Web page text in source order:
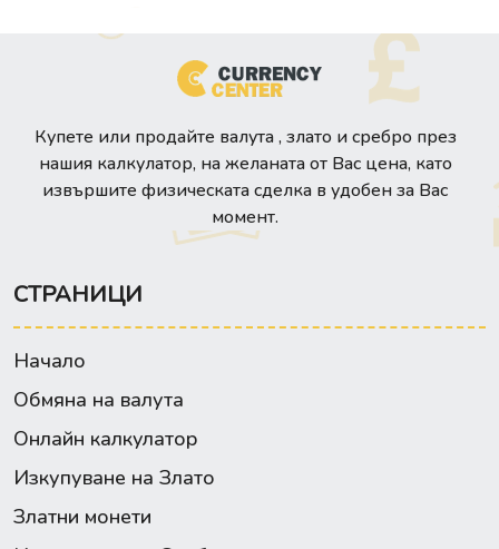
Купете или продайте валута , злато и сребро през
нашия калкулатор, на желаната от Вас цена, като
извършите физическата сделка в удобен за Вас
момент.
СТРАНИЦИ
Начало
Обмяна на валута
Онлайн калкулатор
Изкупуване на Злато
Златни монети